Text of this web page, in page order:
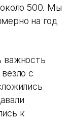
500. Мы
на год
важность
с
к